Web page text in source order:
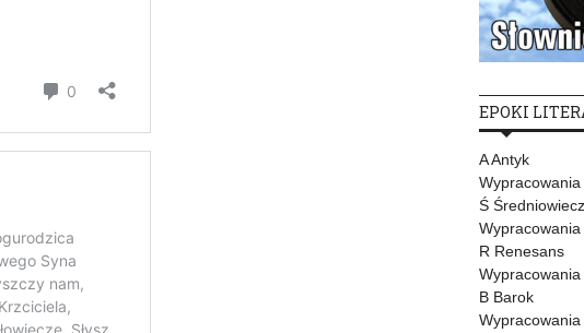
EPOKI
A Antyk
Ś
R Renesans
B Barok